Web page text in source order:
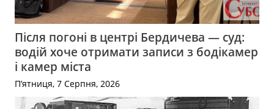
Після погоні в центрі Бердичева — суд:
водій хоче отримати записи з бодікамер
і камер міста
П’ятниця, 7 Серпня, 2026